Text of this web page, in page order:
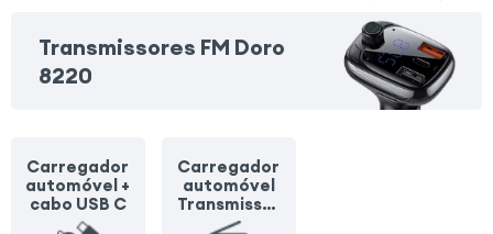
Transmissores FM Doro
8220
Carregador
automóvel +
cabo USB C
Carregador
automóvel
Transmissor
FM